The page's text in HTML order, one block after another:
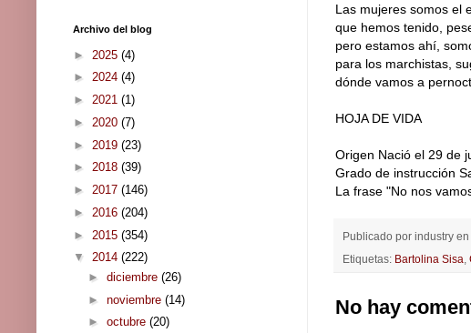
Las mujeres somos el
que hemos tenido,
pero estamos ahí,
para los marchistas,
dónde vamos a
HOJA DE VIDA
Origen Nació el 29 de
Grado de instrucción
La frase "No nos
Publicado por industry en
Etiquetas: Bartolina Sisa
No hay
Archivo del blog
► 2025 (4)
► 2024 (4)
► 2021 (1)
► 2020 (7)
► 2019 (23)
► 2018 (39)
► 2017 (146)
► 2016 (204)
► 2015 (354)
▼ 2014 (222)
► diciembre (26)
► noviembre (14)
► octubre (20)